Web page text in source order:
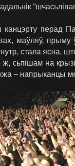
перад
маўляў,
стала
сьпішам на
– напрыканцы